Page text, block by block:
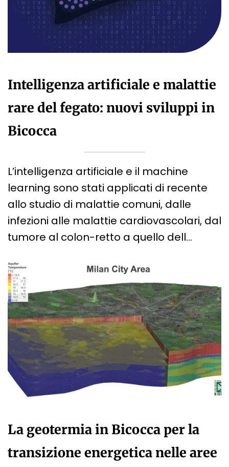
Intelligenza artificiale e malattie
rare del fegato: nuovi sviluppi in
Bicocca
L’intelligenza artificiale e il machine
learning sono stati applicati di recente
allo studio di malattie comuni, dalle
infezioni alle malattie cardiovascolari, dal
tumore al colon-retto a quello dell…
La geotermia in Bicocca per la
transizione energetica nelle aree